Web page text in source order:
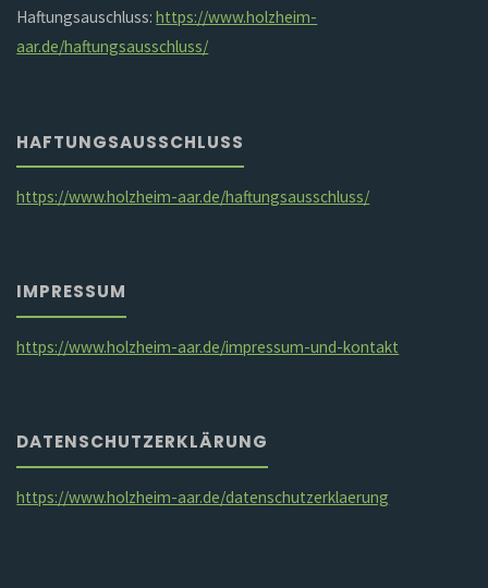
Haftungsauschluss:https://www.holzheim-
aar.de/haftungsausschluss/
HAFTUNGSAUSSCHLUSS
https://www.holzheim-aar.de/haftungsausschluss/
IMPRESSUM
https://www.holzheim-aar.de/impressum-und-kontakt
DATENSCHUTZERKLÄRUNG
https://www.holzheim-aar.de/datenschutzerklaerung